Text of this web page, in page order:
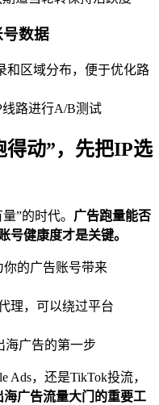
数据
和区域分布，便于优化路
路进行A/B测试
得动”，先把IP选
”的时代。 广告跑量能否
号健康度才是关键。
你的广告账号带来
理，可以绕过平台
海广告的第一步
Ads，还是TikTok投流，
广告流量大门的重要工